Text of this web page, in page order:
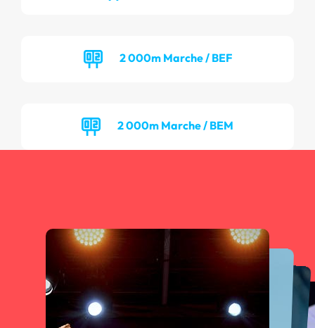
2 000m Marche / BEF
2 000m Marche / BEM